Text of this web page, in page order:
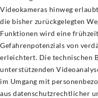
Videokameras hinweg
die bisher zurückgelegten
Funktionen wird eine
Gefahrenpotenzials von
erleichtert. Die technischen
unterstützenden
im Umgang mit
aus datenschutzrechtlicher